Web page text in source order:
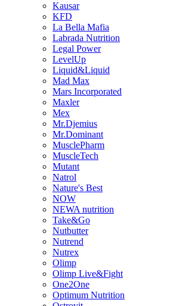
Kausar
KFD
La Bella Mafia
Labrada Nutrition
Legal Power
LevelUp
Liquid&Liquid
Mad Max
Mars Incorporated
Maxler
Mex
Mr.Djemius
Mr.Dominant
MusclePharm
MuscleTech
Mutant
Natrol
Nature's Best
NOW
NEWA nutrition
Take&Go
Nutbutter
Nutrend
Nutrex
Olimp
Olimp Live&Fight
One2One
Optimum Nutrition